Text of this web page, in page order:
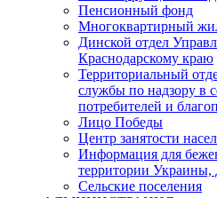
Пенсионный фонд
Многоквартирный
Динской отдел
Краснодарскому краю
Территориальный
службы по надзору в
потребителей и
Лицо Победы
Центр занятости
Информация для
территории
Сельские поселения